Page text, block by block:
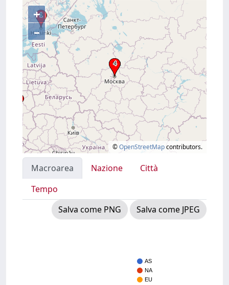
+
–
©OpenStreetMapcontributors.
Macroarea Nazione
Città
Tempo
Salva come PNG
Salva come JPEG
AS
NA
EU